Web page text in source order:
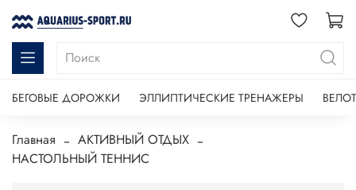
БЕГОВЫЕ ДОРОЖКИ ЭЛЛИПТИЧЕСКИЕ ТРЕНАЖЕРЫ
Главная
АКТИВНЫЙ ОТДЫХ
НАСТОЛЬНЫЙ ТЕННИС